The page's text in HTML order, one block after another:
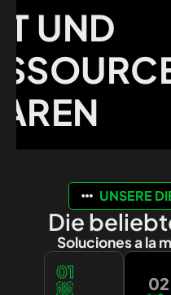
UNSERE
Die
Soluciones a la
01
02